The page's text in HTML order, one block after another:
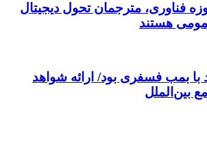
فناوری، مترجمان تحول دیجیتال
هستند
با بمب فسفری بود/ ارائه شواهد
بین‌الملل